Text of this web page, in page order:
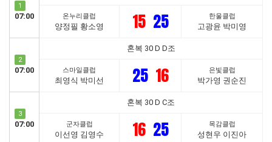
1
07:00 온누리클럽
양정필 황소영 15 25 한울클럽
고광윤 박미영
2
07:00
혼복 30 D D조
스마일클럽
최영식 박미선 25 16 은빛클럽
박가영 권순진
3
07:00
혼복 30 D C조
군자클럽
이선영 김영수 16 25 목감클럽
성현우 이진아